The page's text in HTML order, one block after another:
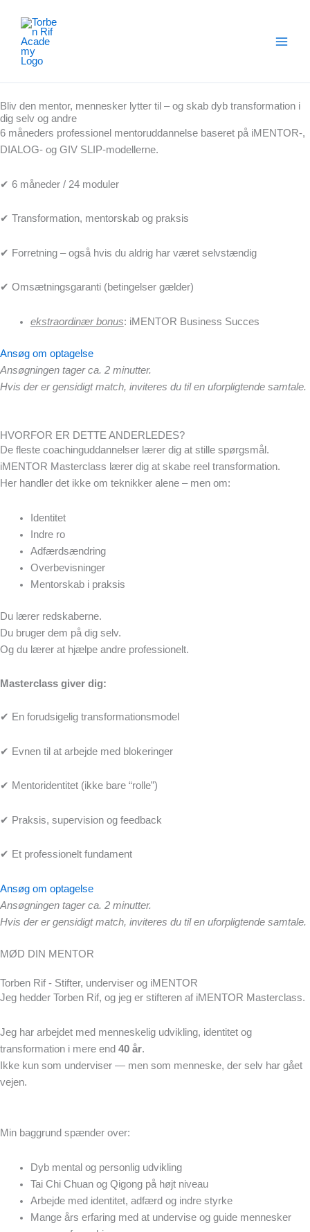
indholdet
Bliv den mentor, mennesker lytter til – og skab dyb transformation i
dig selv og andre
6 måneders professionel mentoruddannelse baseret på iMENTOR-,
DIALOG- og GIV SLIP-modellerne.
✔ 6 måneder / 24 moduler
✔ Transformation, mentorskab og praksis
✔ Forretning – også hvis du aldrig har været selvstændig
✔ Omsætningsgaranti (betingelser gælder)
ekstraordinær bonus: iMENTOR Business Succes
Ansøg om optagelse
Ansøgningen tager ca. 2 minutter.
Hvis der er gensidigt match, inviteres du til en uforpligtende samtale.
HVORFOR ER DETTE ANDERLEDES?
De fleste coachinguddannelser lærer dig at stille spørgsmål.
iMENTOR Masterclass lærer dig at skabe reel transformation.
Her handler det ikke om teknikker alene – men om:
Identitet
Indre ro
Adfærdsændring
Overbevisninger
Mentorskab i praksis
Du lærer redskaberne.
Du bruger dem på dig selv.
Og du lærer at hjælpe andre professionelt.
Masterclass giver dig:
✔ En forudsigelig transformationsmodel
✔ Evnen til at arbejde med blokeringer
✔ Mentoridentitet (ikke bare “rolle”)
✔ Praksis, supervision og feedback
✔ Et professionelt fundament
Ansøg om optagelse
Ansøgningen tager ca. 2 minutter.
Hvis der er gensidigt match, inviteres du til en uforpligtende samtale.
MØD DIN MENTOR
Torben Rif - Stifter, underviser og iMENTOR
Jeg hedder Torben Rif, og jeg er stifteren af iMENTOR Masterclass.
Jeg har arbejdet med menneskelig udvikling, identitet og
transformation i mere end 40 år.
Ikke kun som underviser — men som menneske, der selv har gået
vejen.
Min baggrund spænder over:
Dyb mental og personlig udvikling
Tai Chi Chuan og Qigong på højt niveau
Arbejde med identitet, adfærd og indre styrke
Mange års erfaring med at undervise og guide mennesker